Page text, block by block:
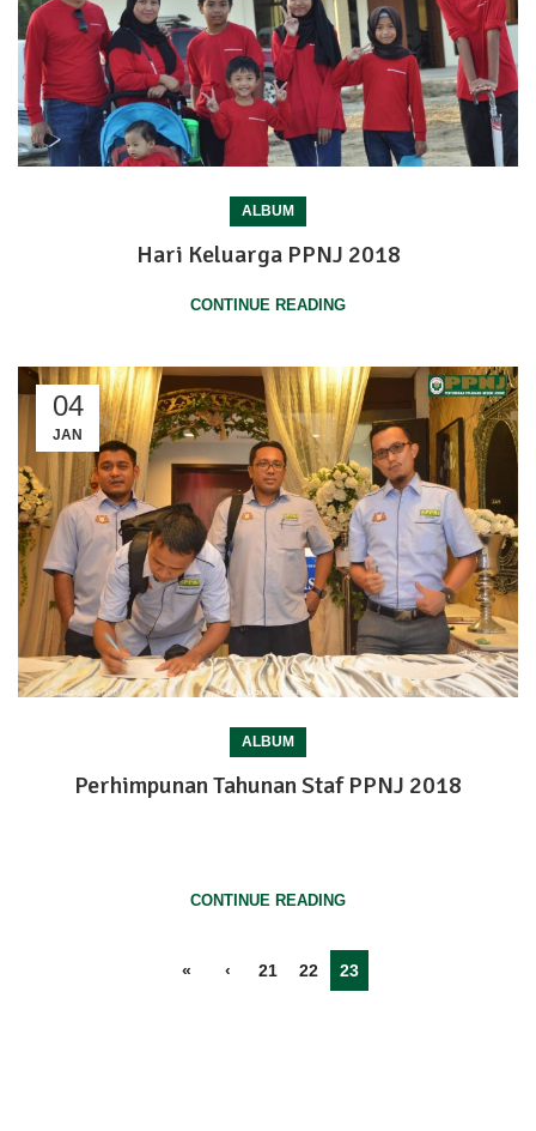
ALBUM
Hari Keluarga PPNJ 2018
CONTINUE READING
04
JAN
ALBUM
Perhimpunan Tahunan Staf PPNJ 2018
CONTINUE READING
« ‹ 21 22 23